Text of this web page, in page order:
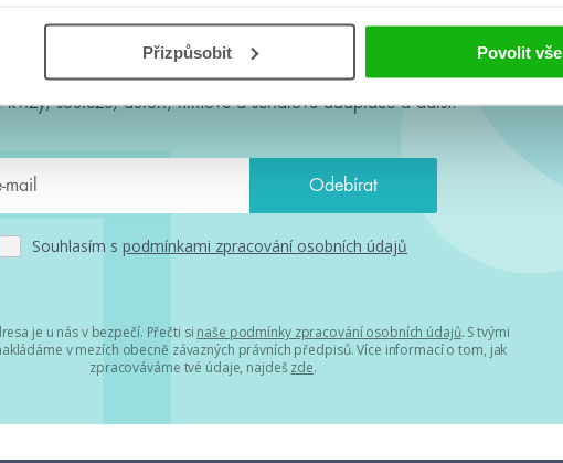
Přizpůsobit Povolit vše
#HumbookNews
#youngadult každý měsíc rovnou do mailu! Nové knihy, co se
kvízy, soutěže, autoři, filmové a seriálové adaptace a další.
Souhlasím s podmínkami zpracování osobních údajů
je u nás v bezpečí. Přečti si naše podmínky zpracování osobních údajů. S tvými
v mezích obecně závazných právních předpisů. Více informací o tom, jak
zpracováváme tvé údaje, najdeš zde.